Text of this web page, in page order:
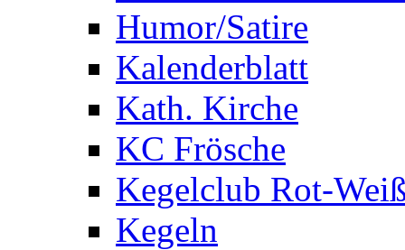
Humor/Satire
Kalenderblatt
Kath. Kirche
KC Frösche
Kegelclub Rot-
Kegeln